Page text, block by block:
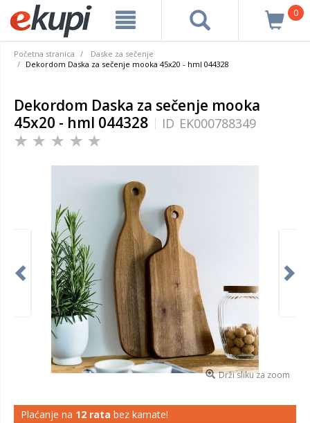
0
Početna stranica
Daske za sečenje
Dekordom Daska za sečenje mooka 45x20 - hml 044328
Dekordom Daska za sečenje mooka
45x20 - hml 044328
ID EK000788349
Drži sliku za zoom
Plaćanje na 12 rata bez kamate!